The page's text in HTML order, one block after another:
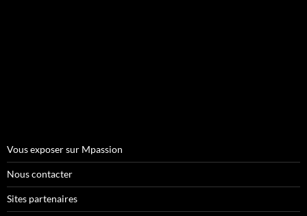
Vous exposer sur Mpassion
Nous contacter
Sites partenaires